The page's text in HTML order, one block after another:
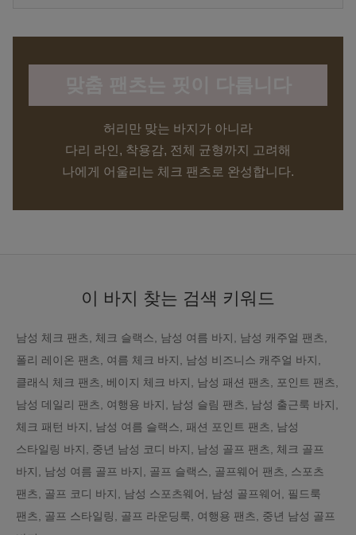
허리만 맞는 바지가 아니라
다리 라인, 착용감, 전체 균형까지 고려해
나에게 어울리는 체크 팬츠로 완성합니다.
이 바지 찾는 검색 키워드
남성 체크 팬츠, 체크 슬랙스, 남성 여름 바지, 남성 캐주얼 팬츠,
폴리 레이온 팬츠, 여름 체크 바지, 남성 비즈니스 캐주얼 바지,
클래식 체크 팬츠, 베이지 체크 바지, 남성 패션 팬츠, 포인트 팬츠,
남성 데일리 팬츠, 여행용 바지, 남성 슬림 팬츠, 남성 출근룩 바지,
체크 패턴 바지, 남성 여름 슬랙스, 패션 포인트 팬츠, 남성
스타일링 바지, 중년 남성 코디 바지, 남성 골프 팬츠, 체크 골프
바지, 남성 여름 골프 바지, 골프 슬랙스, 골프웨어 팬츠, 스포츠
팬츠, 골프 코디 바지, 남성 스포츠웨어, 남성 골프웨어, 필드룩
팬츠, 골프 스타일링, 골프 라운딩룩, 여행용 팬츠, 중년 남성 골프